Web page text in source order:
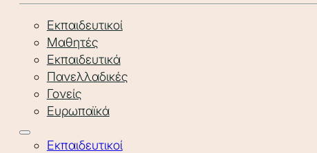
Εκπαιδευτικοί
Μαθητές
Εκπαιδευτικά
Πανελλαδικές
Γονείς
Ευρωπαϊκά
Εκπαιδευτικοί